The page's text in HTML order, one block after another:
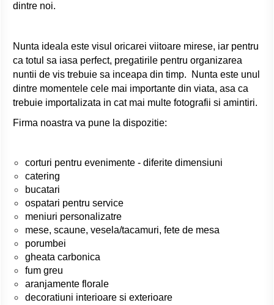
dintre noi.
Nunta ideala este visul oricarei viitoare mirese, iar pentru
ca totul sa iasa perfect, pregatirile pentru organizarea
nuntii de vis trebuie sa inceapa din timp. Nunta este unul
dintre momentele cele mai importante din viata, asa ca
trebuie importalizata in cat mai multe fotografii si amintiri.
Firma noastra va pune la dispozitie:
corturi pentru evenimente - diferite dimensiuni
catering
bucatari
ospatari pentru service
meniuri personalizatre
mese, scaune, vesela/tacamuri, fete de mesa
porumbei
gheata carbonica
fum greu
aranjamente florale
decoratiuni interioare si exterioare